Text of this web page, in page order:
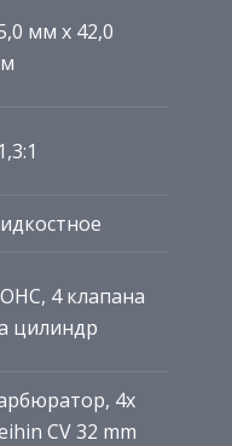
мм х 42,0
4 клапана
цилиндр
4x
CV 32 mm